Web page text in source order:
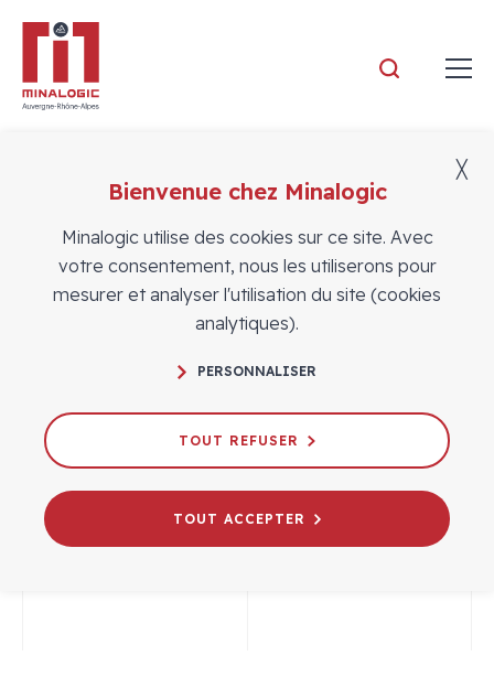
Vidéos
IT, pour une juste rémunération des
auteurs
15/02/2022
Bienvenue chez Minalogic
Minalogic utilise des cookies sur ce site. Avec
votre consentement, nous les utiliserons pour
mesurer et analyser l'utilisation du site (cookies
analytiques).
PERSONNALISER
TOUT REFUSER
TOUT ACCEPTER
╳